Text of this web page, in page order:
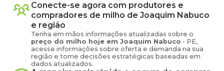
Conecte-se agora com produtores e
compradores de milho de Joaquim Nabuco
e região
Tenha em mãos informações atualizadas sobre o
preço do milho hoje em Joaquim Nabuco - PE,
acesse informações sobre oferta e demanda na sua
região e tome decisões estratégicas baseadas em
dados atualizados.